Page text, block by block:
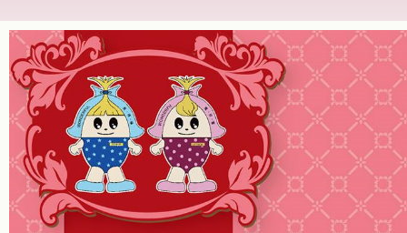
萬得福興業有限公司